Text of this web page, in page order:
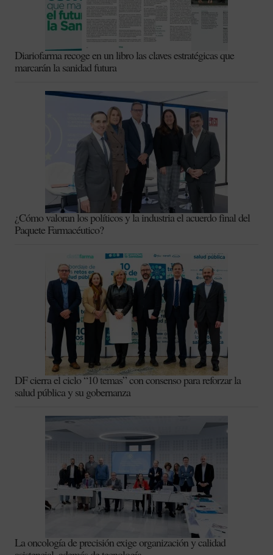
Diariofarma recoge en un libro las claves estratégicas que
marcarán la sanidad futura
¿Cómo valoran los políticos y la industria el acuerdo final del
Paquete Farmacéutico?
DF cierra el ciclo “10 temas” con consenso para reforzar la
salud pública y su gobernanza
La oncología de precisión exige organización y calidad